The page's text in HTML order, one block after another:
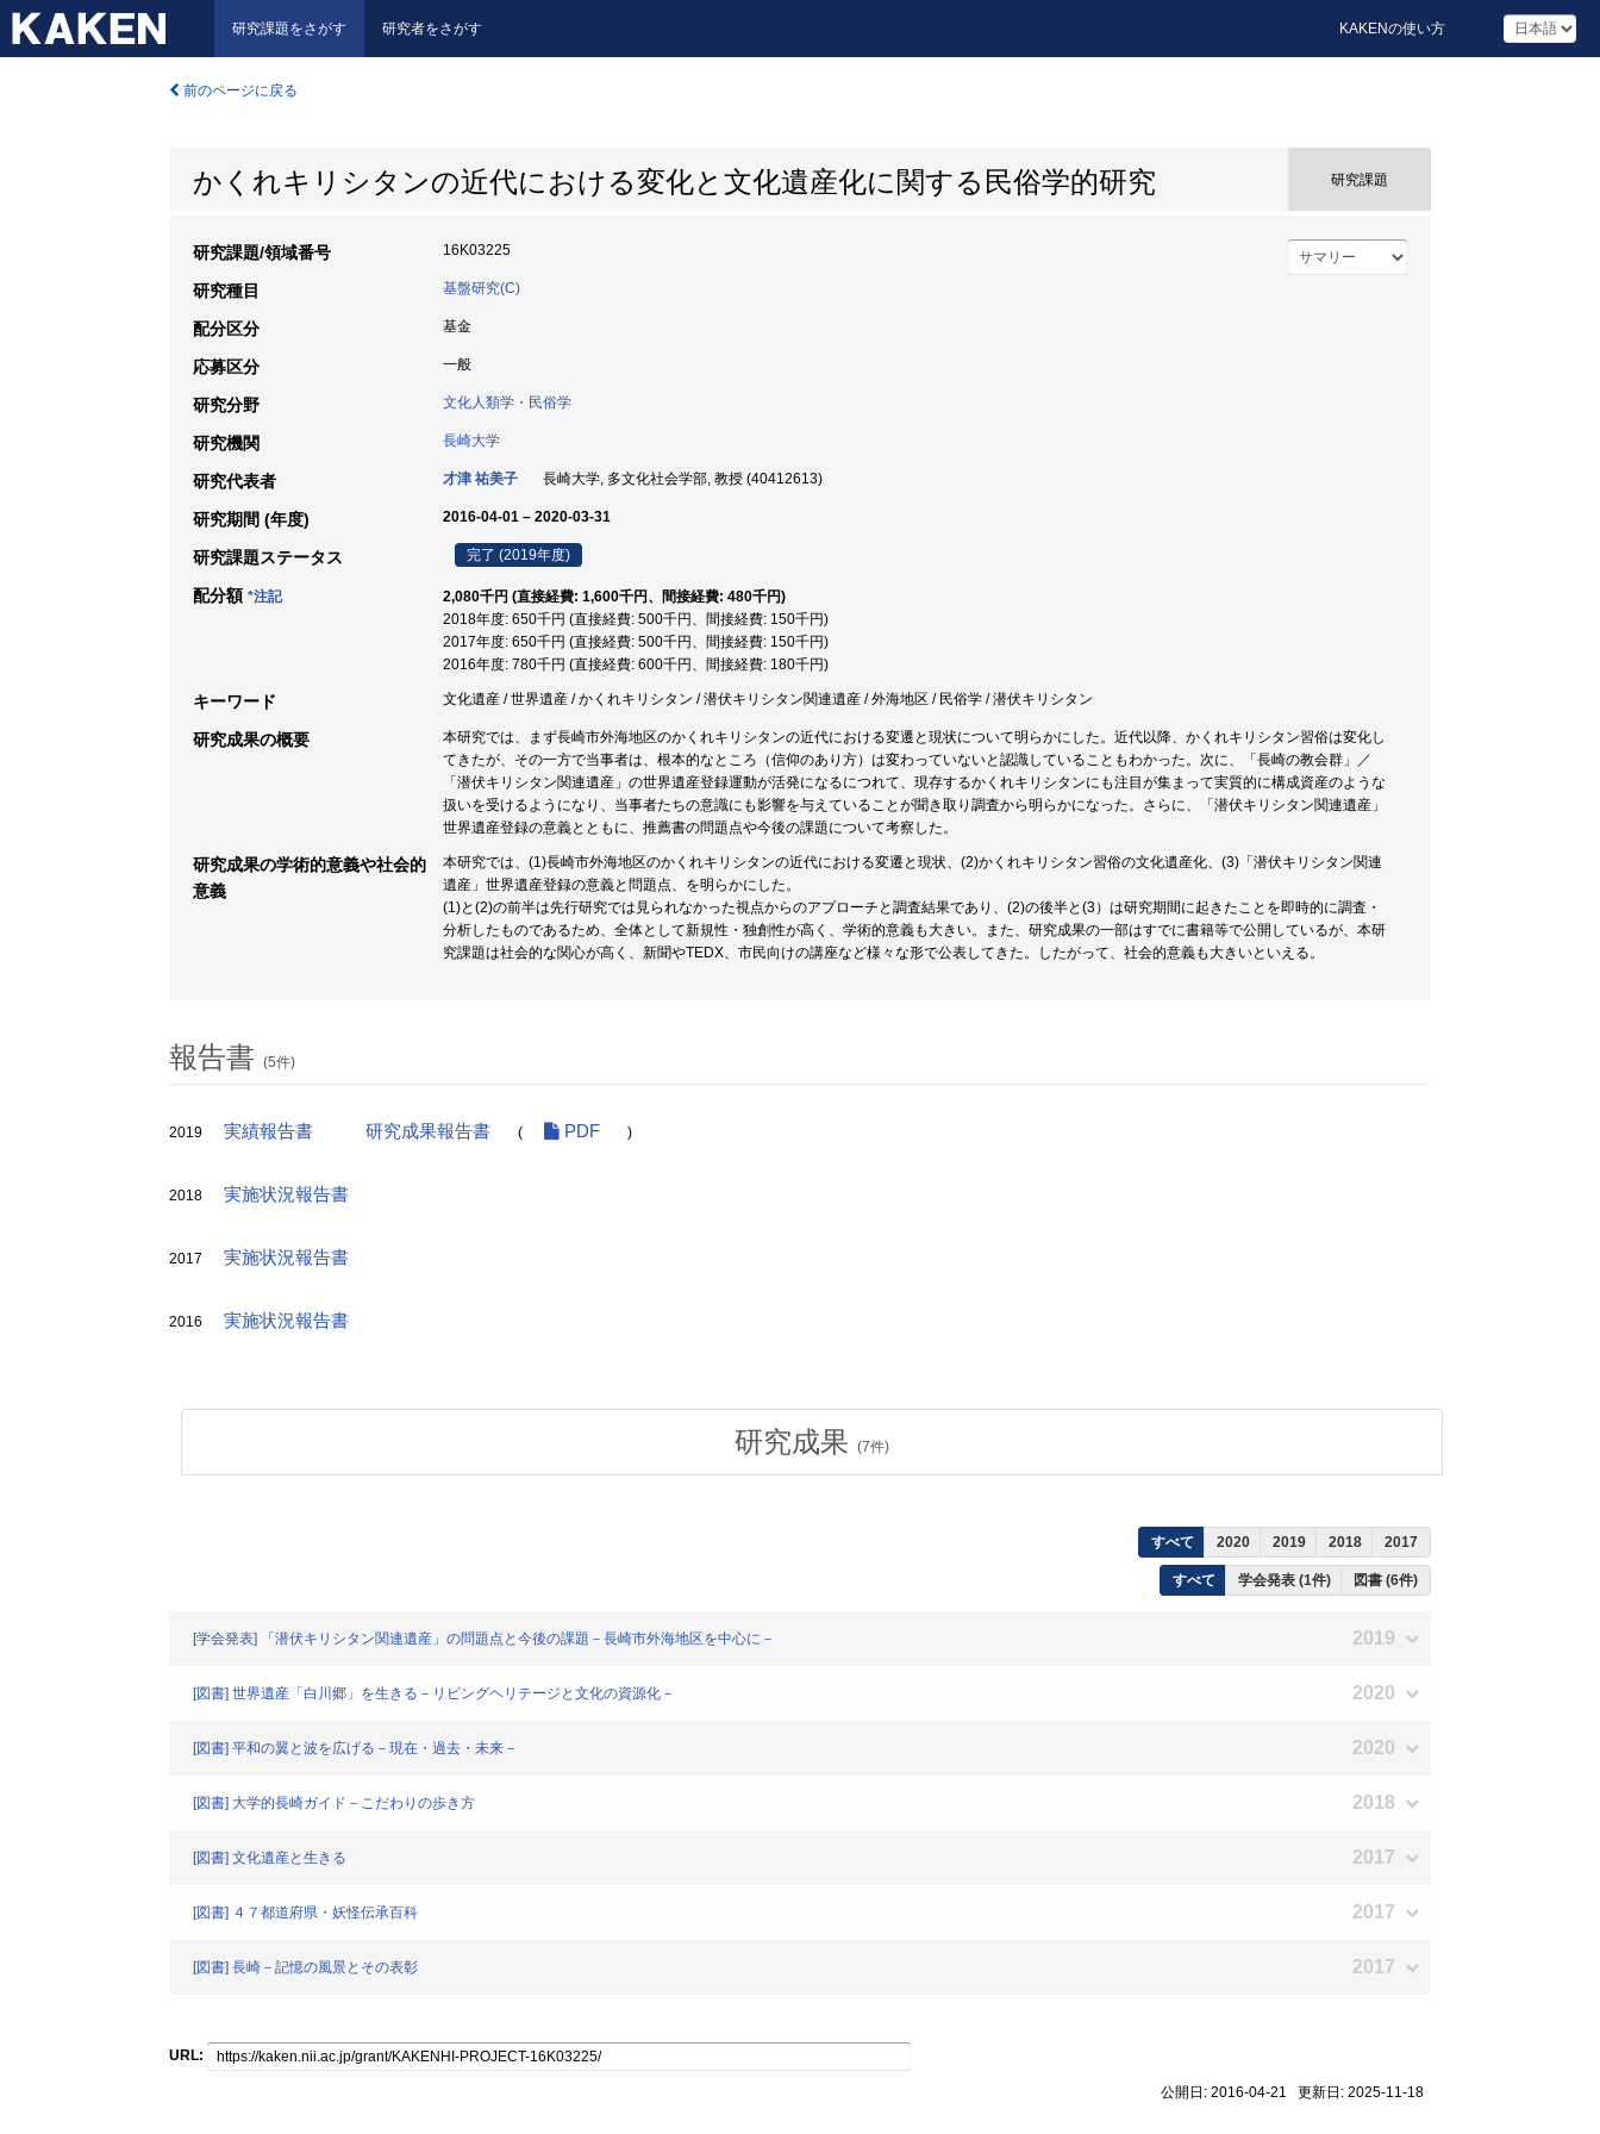
研究課題をさがす 研究者をさがす KAKENの使い方
前のページに戻る
かくれキリシタンの近代における変化と文化遺産化に関する民俗学的研究 研究課題
研究課題/領域番号 16K03225
研究種目 基盤研究(C)
配分区分 基金
応募区分 一般
研究分野 文化人類学・民俗学
研究機関 長崎大学
研究代表者 才津 祐美子 長崎大学, 多文化社会学部, 教授 (40412613)
研究期間 (年度) 2016-04-01 – 2020-03-31
研究課題ステータス 完了 (2019年度)
配分額 *注記
2,080千円 (直接経費: 1,600千円、間接経費: 480千円)
2018年度: 650千円 (直接経費: 500千円、間接経費: 150千円)
2017年度: 650千円 (直接経費: 500千円、間接経費: 150千円)
2016年度: 780千円 (直接経費: 600千円、間接経費: 180千円)
キーワード 文化遺産 / 世界遺産 / かくれキリシタン / 潜伏キリシタン関連遺産 / 外海地区 / 民俗学 / 潜伏キリシタン
研究成果の概要
本研究では、まず長崎市外海地区のかくれキリシタンの近代における変遷と現状について明らかにした。近代以降、かくれキリシタン習俗は変化し
てきたが、その一方で当事者は、根本的なところ（信仰のあり方）は変わっていないと認識していることもわかった。次に、「長崎の教会群」／
「潜伏キリシタン関連遺産」の世界遺産登録運動が活発になるにつれて、現存するかくれキリシタンにも注目が集まって実質的に構成資産のような
扱いを受けるようになり、当事者たちの意識にも影響を与えていることが聞き取り調査から明らかになった。さらに、「潜伏キリシタン関連遺産」
世界遺産登録の意義とともに、推薦書の問題点や今後の課題について考察した。
研究成果の学術的意義や社会的
意義
本研究では、(1)長崎市外海地区のかくれキリシタンの近代における変遷と現状、(2)かくれキリシタン習俗の文化遺産化、(3)「潜伏キリシタン関連
遺産」世界遺産登録の意義と問題点、を明らかにした。
(1)と(2)の前半は先行研究では見られなかった視点からのアプローチと調査結果であり、(2)の後半と(3）は研究期間に起きたことを即時的に調査・
分析したものであるため、全体として新規性・独創性が高く、学術的意義も大きい。また、研究成果の一部はすでに書籍等で公開しているが、本研
究課題は社会的な関心が高く、新聞やTEDX、市民向けの講座など様々な形で公表してきた。したがって、社会的意義も大きいといえる。
報告書 (5件)
2019 実績報告書 研究成果報告書 ( PDF )
2018 実施状況報告書
2017 実施状況報告書
2016 実施状況報告書
研究成果 (7件)
すべて 2020 2019 2018 2017
すべて 学会発表 (1件) 図書 (6件)
[学会発表] 「潜伏キリシタン関連遺産」の問題点と今後の課題－長崎市外海地区を中心に－ 2019
[図書] 世界遺産「白川郷」を生きる－リビングヘリテージと文化の資源化－ 2020
[図書] 平和の翼と波を広げる－現在・過去・未来－ 2020
[図書] 大学的長崎ガイド－こだわりの歩き方 2018
[図書] 文化遺産と生きる 2017
[図書] ４７都道府県・妖怪伝承百科 2017
[図書] 長崎－記憶の風景とその表彰 2017
URL:
公開日: 2016-04-21 更新日: 2025-11-18